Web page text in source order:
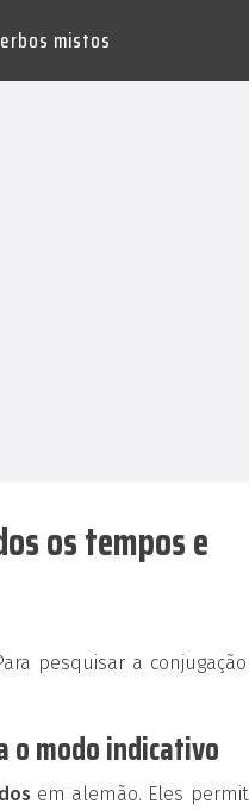
mistos
os tempos e
pesquisar a
o modo indicativo
em alemão. Eles